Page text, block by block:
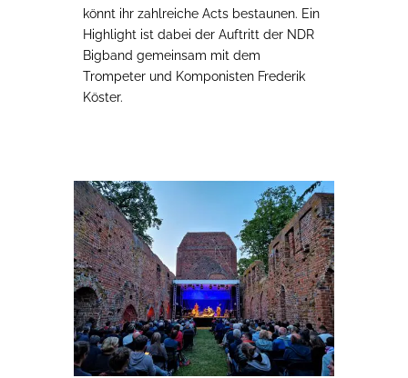
könnt ihr zahlreiche Acts bestaunen. Ein
Highlight ist dabei der Auftritt der NDR
Bigband gemeinsam mit dem
Trompeter und Komponisten Frederik
Köster.